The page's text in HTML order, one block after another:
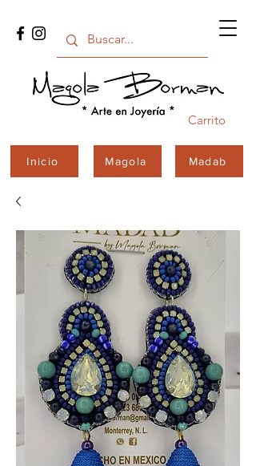
Carrito
Inicio Magola Madab